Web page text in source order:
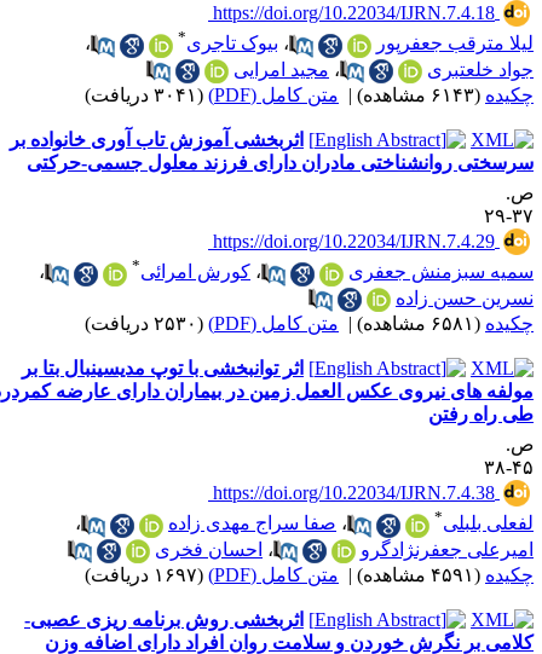
‎ https://doi.org/10.22034/IJRN.7.4.18
مترقب جعفرپور
،بیوک تاجری
،
خلعتبری
،مجید امرایی
(۶۱۴۳ مشاهده) | متن کامل (PDF) (۳۰۴۱ دریافت)
اثربخشی آموزش تاب آوری خانواده بر
روانشناختی مادران دارای فرزند معلول جسمی-حرکتی
۲۹
‎ https://doi.org/10.22034/IJRN.7.4.29
سبزمنش جعفری
،کورش امرائی
،
حسن زاده
(۶۵۸۱ مشاهده) | متن کامل (PDF) (۲۵۳۰ دریافت)
اثر توانبخشی با توپ مدیسینبال بتا بر
های نیروی عکس العمل زمین در بیماران دارای عارضه کمردرد
راه رفتن
۳۸
‎ https://doi.org/10.22034/IJRN.7.4.38
بلبلی
،صفا سراج مهدی زاده
،
جعفرنژادگرو
،احسان فخری
(۴۵۹۱ مشاهده) | متن کامل (PDF) (۱۶۹۷ دریافت)
اثربخشی روش برنامه ریزی عصبی-
بر نگرش خوردن و سلامت روان افراد دارای اضافه وزن